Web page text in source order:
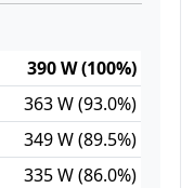
390 W (100%)
363 W (93.0%)
349 W (89.5%)
335 W (86.0%)